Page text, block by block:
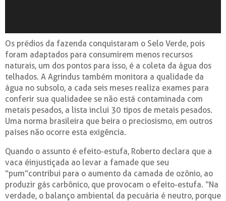
Os prédios da fazenda conquistaram o Selo Verde, pois
foram adaptados para consumirem menos recursos
naturais, um dos pontos para isso, é a coleta da água dos
telhados. A Agrindus também monitora a qualidade da
água no subsolo, a cada seis meses realiza exames para
conferir sua qualidadee se não está contaminada com
metais pesados, a lista inclui 30 tipos de metais pesados.
Uma norma brasileira que beira o preciosismo, em outros
países não ocorre esta exigência.
Quando o assunto é efeito-estufa, Roberto declara que a
vaca éinjustiçada ao levar a famade que seu
“pum”contribui para o aumento da camada de ozônio, ao
produzir gás carbônico, que provocam o efeito-estufa. “Na
verdade, o balanço ambiental da pecuária é neutro, porque